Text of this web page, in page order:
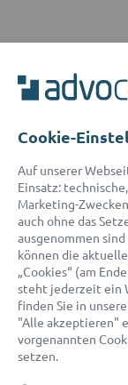
Unser
E-Mail:
© 2026 advocado -
Cookie-
Auf unserer
Einsatz:
Marketing-
auch ohne das
ausgenommen
können die
„Cookies“ (am
steht jederzeit ein
finden Sie in
"Alle akzeptieren"
vorgenannten
setzen.